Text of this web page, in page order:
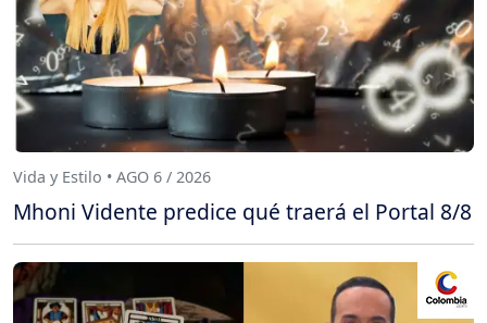
Vida y Estilo • AGO 6 / 2026
Mhoni Vidente predice qué traerá el Portal 8/8